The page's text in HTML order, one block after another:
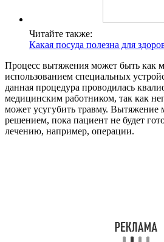
Читайте также:
Какая посуда полезна для
Процесс вытяжения может быть как
использованием специальных
данная процедура проводилась
медицинским работником, так как
может усугубить травму.
решением, пока пациент не будет
лечению, например, операции.